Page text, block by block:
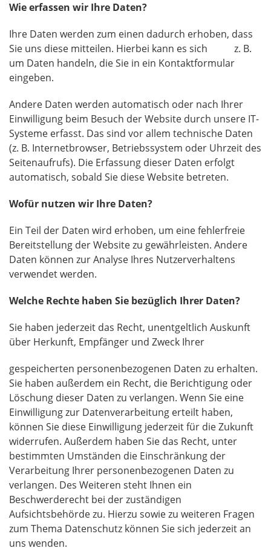
Wie erfassen wir Ihre Daten?
Ihre Daten werden zum einen dadurch erhoben, dass
Sie uns diese mitteilen. Hierbei kann es sich z. B.
um Daten handeln, die Sie in ein Kontaktformular
eingeben.
Andere Daten werden automatisch oder nach Ihrer
Einwilligung beim Besuch der Website durch unsere IT-
Systeme erfasst. Das sind vor allem technische Daten
(z. B. Internetbrowser, Betriebssystem oder Uhrzeit des
Seitenaufrufs). Die Erfassung dieser Daten erfolgt
automatisch, sobald Sie diese Website betreten.
Wofür nutzen wir Ihre Daten?
Ein Teil der Daten wird erhoben, um eine fehlerfreie
Bereitstellung der Website zu gewährleisten. Andere
Daten können zur Analyse Ihres Nutzerverhaltens
verwendet werden.
Welche Rechte haben Sie bezüglich Ihrer Daten?
Sie haben jederzeit das Recht, unentgeltlich Auskunft
über Herkunft, Empfänger und Zweck Ihrer
gespeicherten personenbezogenen Daten zu erhalten.
Sie haben außerdem ein Recht, die Berichtigung oder
Löschung dieser Daten zu verlangen. Wenn Sie eine
Einwilligung zur Datenverarbeitung erteilt haben,
können Sie diese Einwilligung jederzeit für die Zukunft
widerrufen. Außerdem haben Sie das Recht, unter
bestimmten Umständen die Einschränkung der
Verarbeitung Ihrer personenbezogenen Daten zu
verlangen. Des Weiteren steht Ihnen ein
Beschwerderecht bei der zuständigen
Aufsichtsbehörde zu. Hierzu sowie zu weiteren Fragen
zum Thema Datenschutz können Sie sich jederzeit an
uns wenden.